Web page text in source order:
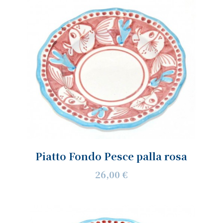
Piatto Fondo Pesce palla rosa
26,00 €